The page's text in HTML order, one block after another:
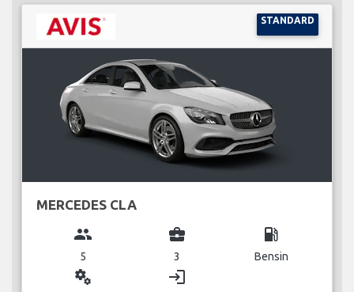
STANDARD
MERCEDES CLA
group
5
business_center
3
local_gas_station
Bensin
miscellaneous_services login